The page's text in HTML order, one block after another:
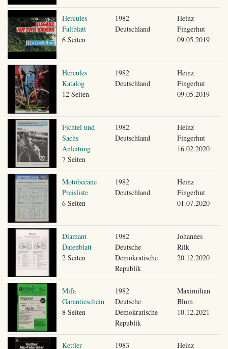
Hercules
Faltblatt
6 Seiten
1982
Deutschland
Heinz
Fingerhut
09.05.2019
Hercules
Katalog
12 Seiten
1982
Deutschland
Heinz
Fingerhut
09.05.2019
Fichtel und
Sachs
Anleitung
7 Seiten
1982
Deutschland
Heinz
Fingerhut
16.02.2020
Motobecane
Preisliste
6 Seiten
1982
Deutschland
Heinz
Fingerhut
01.07.2020
Diamant
Datenblatt
2 Seiten
1982
Deutsche
Demokratische
Republik
Johannes
Rilk
20.12.2020
Mifa
Garantieschein
8 Seiten
1982
Deutsche
Demokratische
Republik
Maximilian
Blum
10.12.2021
Kettler
1983
Heinz